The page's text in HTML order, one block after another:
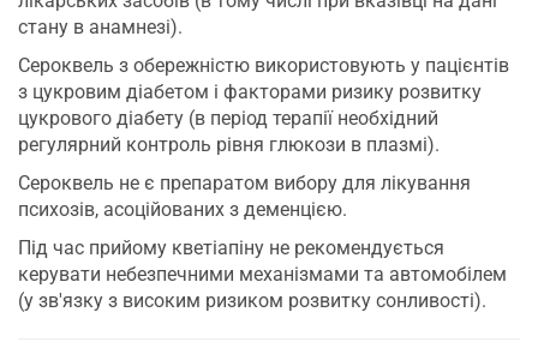
стану в анамнезі).
Сероквель з обережністю використовують у пацієнтів
з цукровим діабетом і факторами ризику розвитку
цукрового діабету (в період терапії необхідний
регулярний контроль рівня глюкози в плазмі).
Сероквель не є препаратом вибору для лікування
психозів, асоційованих з деменцією.
Під час прийому кветіапіну не рекомендується
керувати небезпечними механізмами та автомобілем
(у зв'язку з високим ризиком розвитку сонливості).